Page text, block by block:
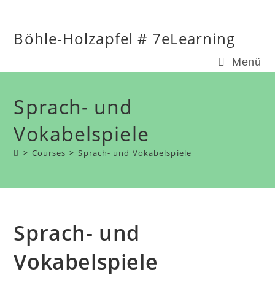
springen
Böhle-Holzapfel # 7eLearning
Menü
Sprach- und
Vokabelspiele
> Courses > Sprach- und Vokabelspiele
Sprach- und
Vokabelspiele